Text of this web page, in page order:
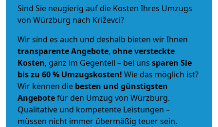
Sind Sie neugierig auf die Kosten Ihres Umzugs
von Würzburg nach Križevci?
Wir sind es auch und deshalb bieten wir Ihnen
transparente Angebote, ohne versteckte
Kosten, ganz im Gegenteil – bei uns sparen Sie
bis zu 60 % Umzugskosten! Wie das möglich ist?
Wir kennen die besten und günstigsten
Angebotefür den Umzug von Würzburg.
Qualitative und kompetente Leistungen –
müssen nicht immer übermäßig teuer sein.